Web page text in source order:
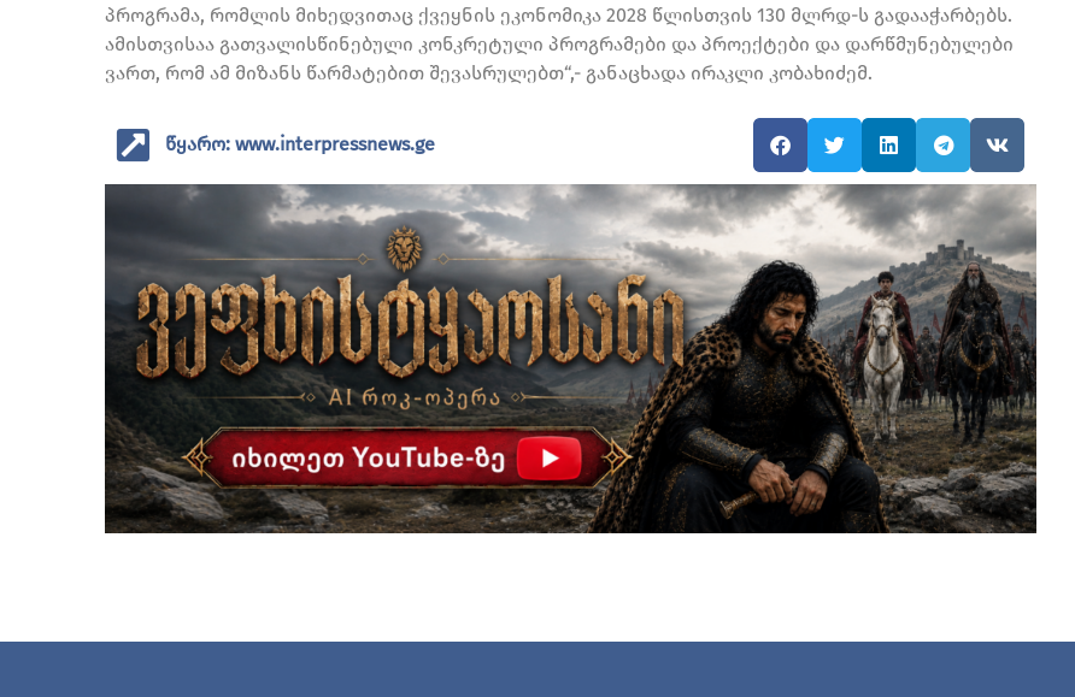
პროგრამა, რომლის მიხედვითაც ქვეყნის ეკონომიკა 2028 წლისთვის 130 მლრდ-ს გადააჭარბებს.
ამისთვისაა გათვალისწინებული კონკრეტული პროგრამები და პროექტები და დარწმუნებულები
ვართ, რომ ამ მიზანს წარმატებით შევასრულებთ“,- განაცხადა ირაკლი კობახიძემ.
წყარო: www.interpressnews.ge